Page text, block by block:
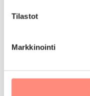
Tilastot
Markkinointi
23.12. – 28.12.2026
Haku päättyy